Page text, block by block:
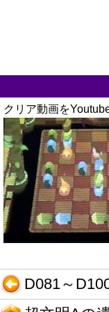
クリア動画を
D081～